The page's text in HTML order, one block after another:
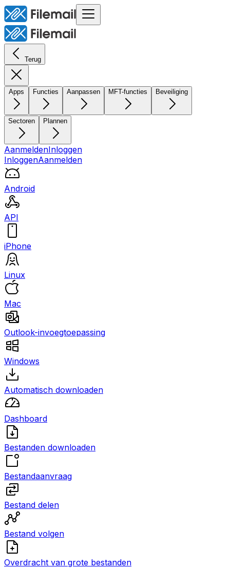
Terug
Apps Functies Aanpassen MFT-functies Beveiliging
Sectoren Plannen
AanmeldenInloggen
InloggenAanmelden
Android
API
iPhone
Linux
Mac
Outlook-invoegtoepassing
Windows
Automatisch downloaden
Dashboard
Bestanden downloaden
Bestandaanvraag
Bestand delen
Bestand volgen
Overdracht van grote bestanden